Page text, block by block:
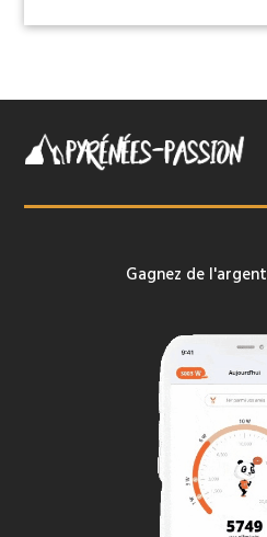
Gagnez de l'argent